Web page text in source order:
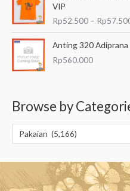
VIP
Rp52.500 – Rp
Anting 320 Adiprana
Rp560.000
Browse by
Pakaian (5,166)